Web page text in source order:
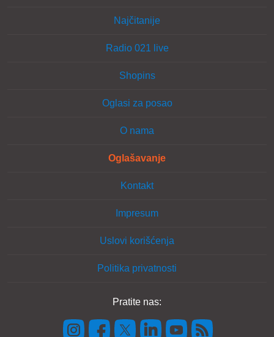
Najčitanije
Radio 021 live
Shopins
Oglasi za posao
O nama
Oglašavanje
Kontakt
Impresum
Uslovi korišćenja
Politika privatnosti
Pratite nas: